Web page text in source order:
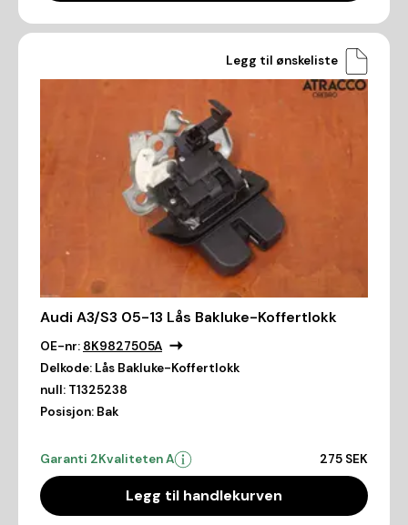
Legg til ønskeliste
Audi A3/S3 05-13 Lås Bakluke-Koffertlokk
OE-nr: 8K9827505A
Delkode: Lås Bakluke-Koffertlokk
null: T1325238
Posisjon: Bak
Garanti 2Kvaliteten A 275 SEK
Legg til handlekurven